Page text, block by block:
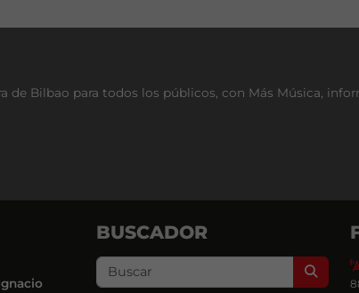
de Bilbao para todos los públicos, con Más Música,
BUSCADOR